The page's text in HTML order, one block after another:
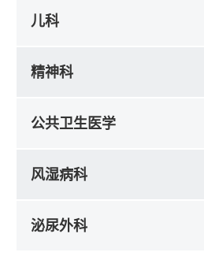
儿科
精神科
公共卫生医学
风湿病科
泌尿外科